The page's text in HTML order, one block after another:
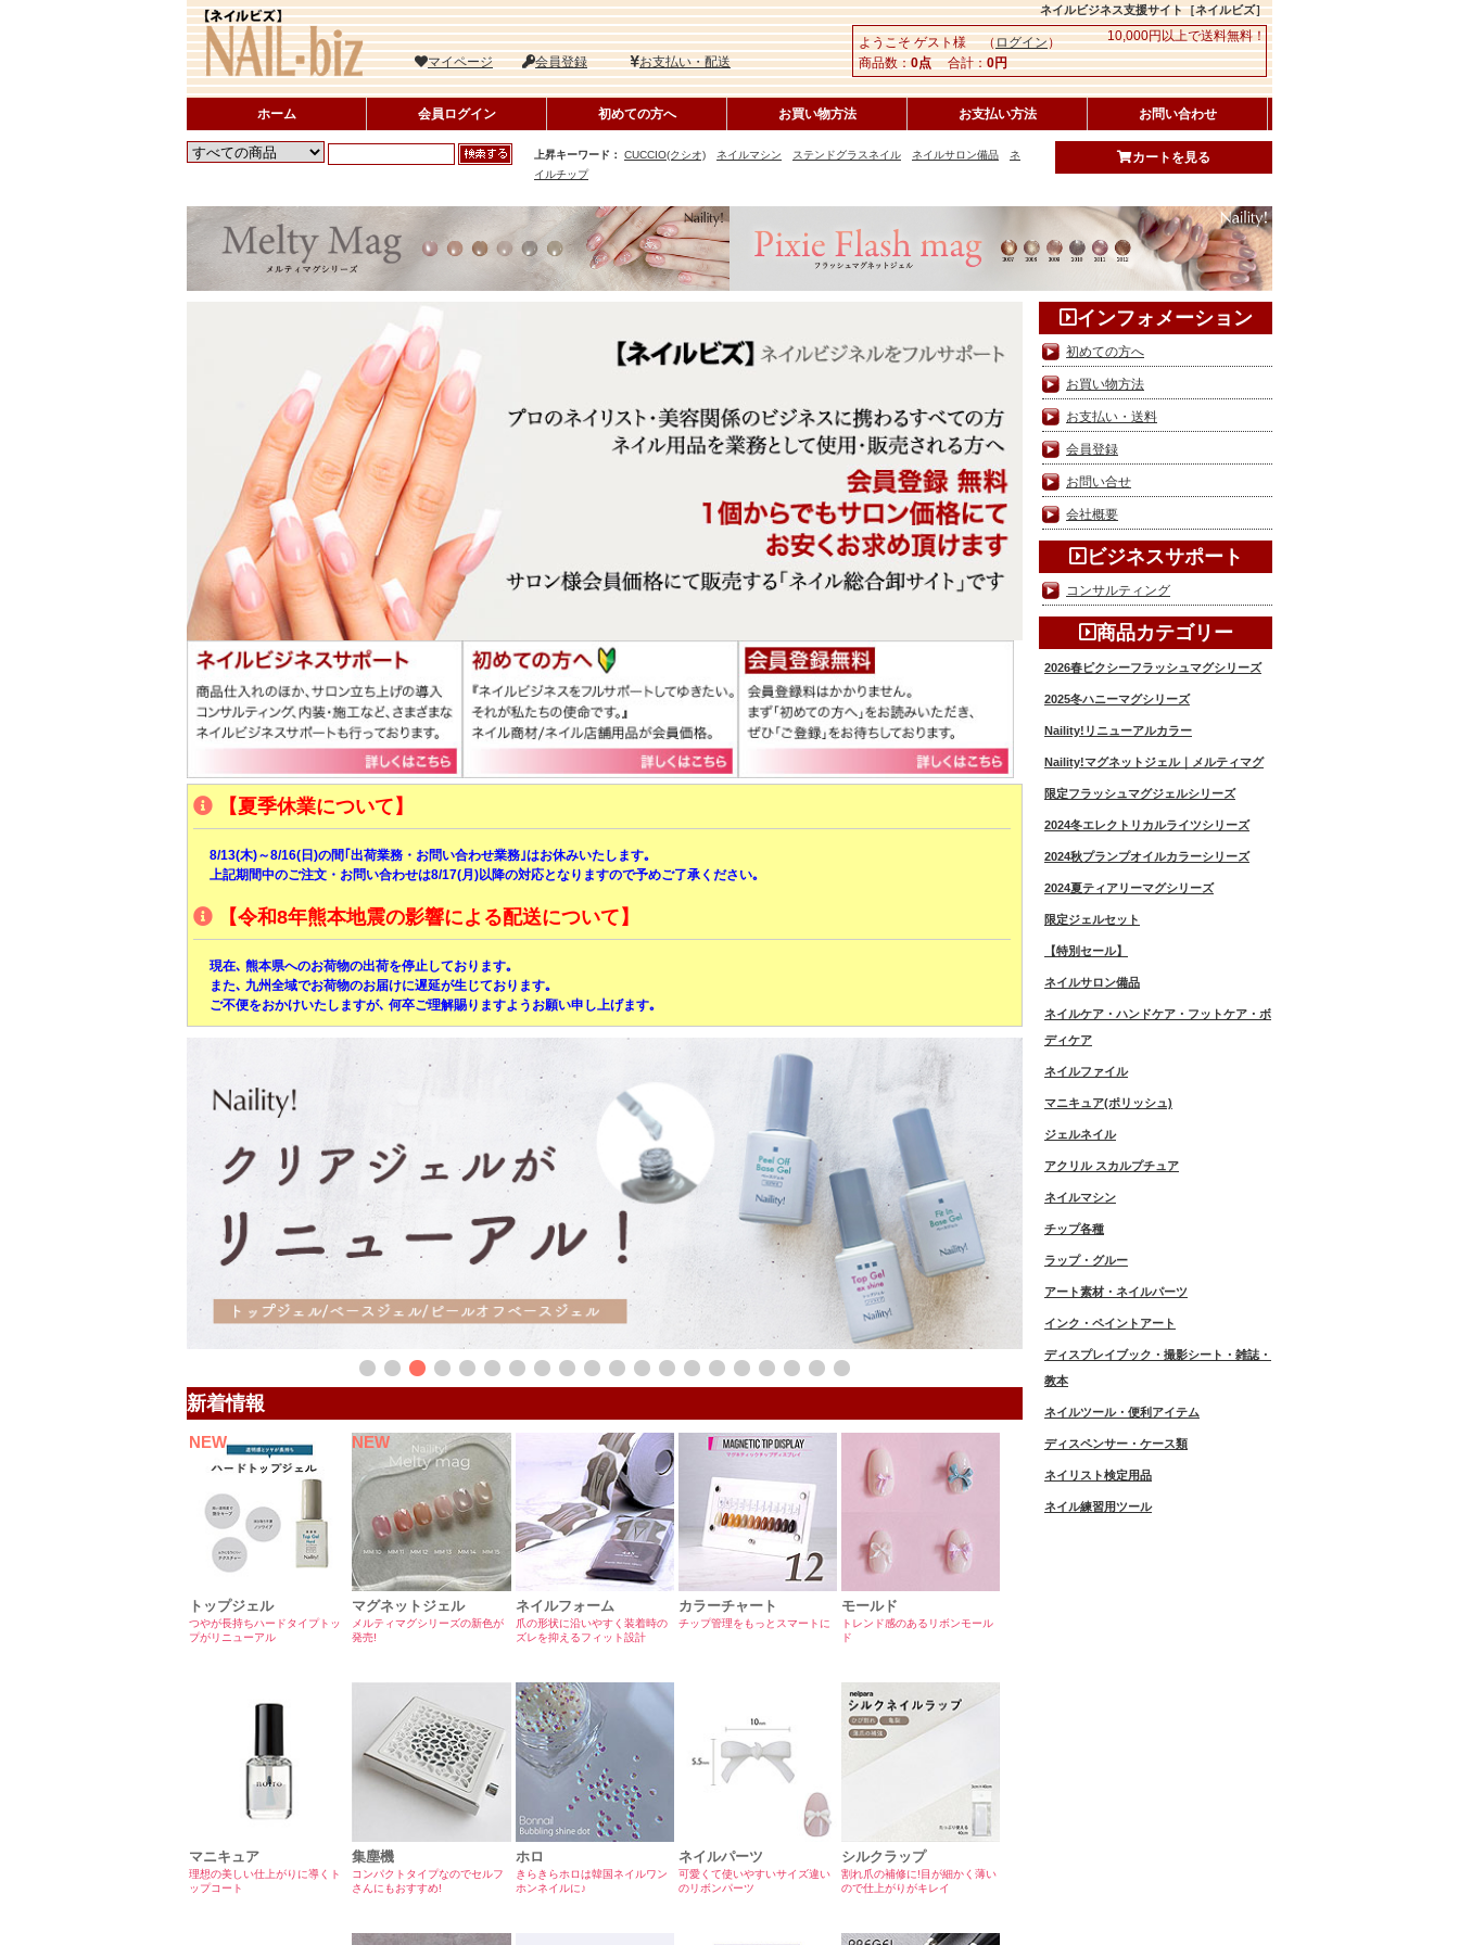
ネイルビジネス支援サイト［ネイルビズ］
マイページ 会員登録 お支払い・配送
ようこそ ゲスト様 （ログイン）
商品数：0点合計：0円
10,000円以上で送料無料！
ホーム 会員ログイン 初めての方へ お買い物方法 お支払い方法 お問い合わせ
上昇キーワード： CUCCIO(クシオ) ネイルマシン ステンドグラスネイル ネイルサロン備品
ネ
イルチップ
カートを見る
【夏季休業について】
8/13(木)～8/16(日)の間｢出荷業務・お問い合わせ業務｣はお休みいたします｡
上記期間中のご注文・お問い合わせは8/17(月)以降の対応となりますので予めご了承ください｡
【令和8年熊本地震の影響による配送について】
現在､ 熊本県へのお荷物の出荷を停止しております｡
また､ 九州全域でお荷物のお届けに遅延が生じております｡
ご不便をおかけいたしますが､ 何卒ご理解賜りますようお願い申し上げます｡
新着情報
NEW
トップジェル
つやが長持ちハードタイプトッ
プがリニューアル
NEW
マグネットジェル
メルティマグシリーズの新色が
発売!
ネイルフォーム
爪の形状に沿いやすく装着時の
ズレを抑えるフィット設計
カラーチャート
チップ管理をもっとスマートに
モールド
トレンド感のあるリボンモール
ド
マニキュア
理想の美しい仕上がりに導くト
ップコート
集塵機
コンパクトタイプなのでセルフ
さんにもおすすめ!
ホロ
きらきらホロは韓国ネイルワン
ホンネイルに♪
ネイルパーツ
可愛くて使いやすいサイズ違い
のリボンパーツ
シルクラップ
割れ爪の補修に!目が細かく薄い
ので仕上がりがキレイ
インフォメーション
初めての方へ
お買い物方法
お支払い・送料
会員登録
お問い合せ
会社概要
ビジネスサポート
コンサルティング
商品カテゴリー
2026春ピクシーフラッシュマグシリーズ
2025冬ハニーマグシリーズ
Naility!リニューアルカラー
Naility!マグネットジェル｜メルティマグ
限定フラッシュマグジェルシリーズ
2024冬エレクトリカルライツシリーズ
2024秋プランプオイルカラーシリーズ
2024夏ティアリーマグシリーズ
限定ジェルセット
【特別セール】
ネイルサロン備品
ネイルケア・ハンドケア・フットケア・ボ
ディケア
ネイルファイル
マニキュア(ポリッシュ)
ジェルネイル
アクリル スカルプチュア
ネイルマシン
チップ各種
ラップ・グルー
アート素材・ネイルパーツ
インク・ペイントアート
ディスプレイブック・撮影シート・雑誌・
教本
ネイルツール・便利アイテム
ディスペンサー・ケース類
ネイリスト検定用品
ネイル練習用ツール